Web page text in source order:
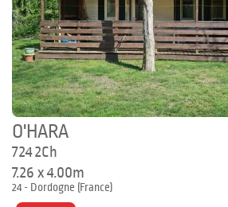
O'HARA
724 2Ch
7.26 x 4.00m
24 - Dordogne (France)